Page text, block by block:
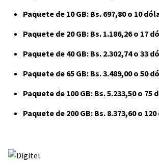
Paquete de 10 GB: Bs. 697,80 o 10
Paquete de 20 GB: Bs. 1.186,26 o 17
Paquete de 40 GB: Bs. 2.302,74 o 33
Paquete de 65 GB: Bs. 3.489,00 o 50
Paquete de 100 GB: Bs. 5.233,50 o 75
Paquete de 200 GB: Bs. 8.373,60 o